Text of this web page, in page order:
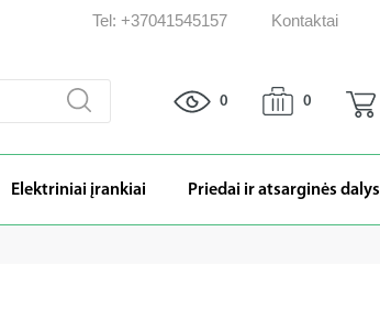
Tel: +37041545157 Kontaktai
Elektriniai įrankiai Priedai ir atsarginės dalys
0 0